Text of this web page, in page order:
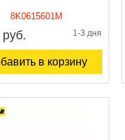
8K0615601M
1-3 дня
в корзину